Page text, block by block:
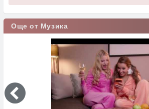
Още от Музика